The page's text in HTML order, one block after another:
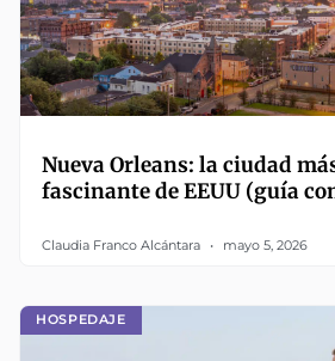
Nueva Orleans: la ciudad
fascinante de EEUU (guía
Claudia Franco Alcántara mayo 5, 2026
HOSPEDAJE